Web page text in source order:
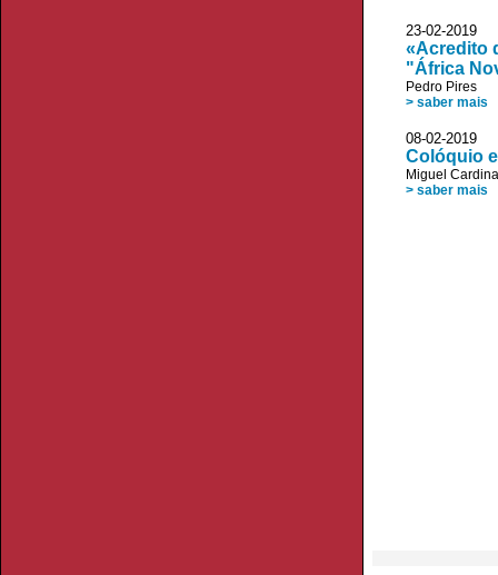
23-02-2019
«Acredito
"África
Pedro Pires
> saber mais
08-02-2019
Colóquio
Miguel Cardina
> saber mais